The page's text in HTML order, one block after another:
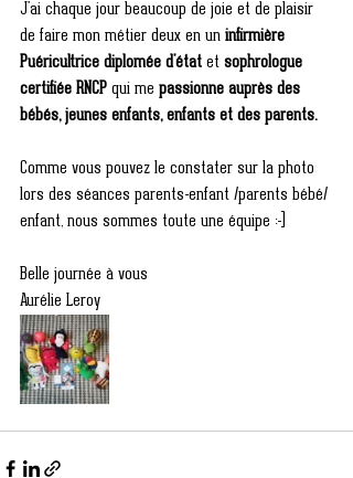
J'ai chaque jour beaucoup de joie et de plaisir
de faire mon métier deux en un infirmière
Puéricultrice diplomée d'état et sophrologue
certifiée RNCP qui me passionne auprès des
bébés, jeunes enfants, enfants et des parents.
Comme vous pouvez le constater sur la photo
lors des séances parents-enfant /parents bébé/
enfant, nous sommes toute une équipe :-)
Belle journée à vous
Aurélie Leroy